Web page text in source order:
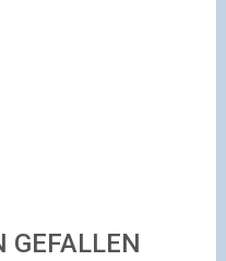
GEFALLEN